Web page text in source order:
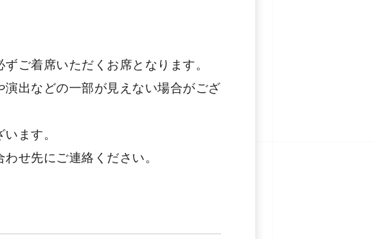
ご着席いただくお席となります。
出などの一部が見えない場合がござ
ます。
せ先にご連絡ください。